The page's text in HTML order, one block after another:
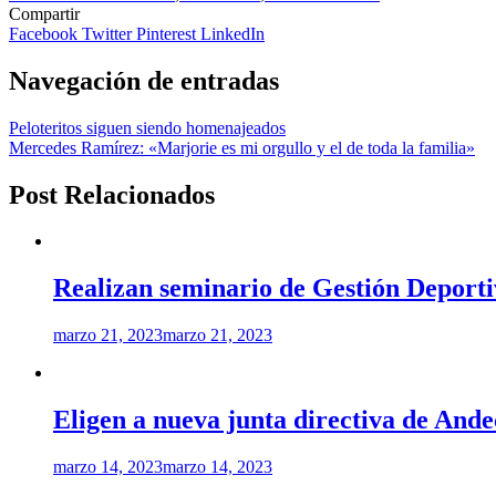
Compartir
Facebook TwitterPinterest LinkedIn
Navegación de entradas
Peloteritos siguen siendo homenajeados
Mercedes Ramírez: «Marjorie es mi orgullo y el de toda la familia»
Post Relacionados
Realizan seminario de Gestión
marzo 21, 2023marzo 21, 2023
Eligen a nueva junta directiva de
marzo 14, 2023marzo 14, 2023